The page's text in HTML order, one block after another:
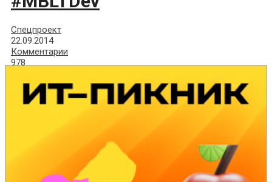
Спецпроект
22.09.2014
Комментарии
978